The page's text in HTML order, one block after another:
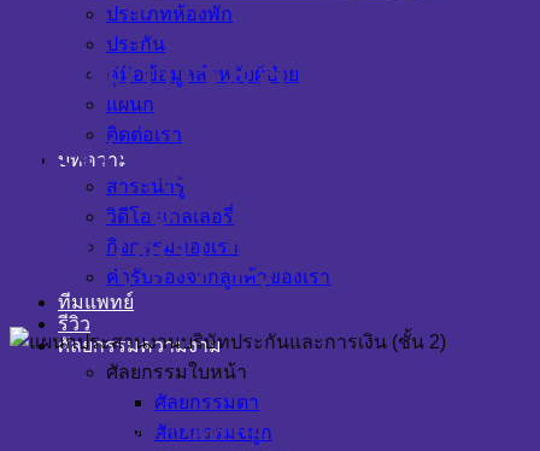
ประเภทห้องพัก
ประกัน
คู่มือข้อมูลสำหรับผู้ป่วย
แผนก
ติดต่อเรา
บทความ
สาระน่ารู้
วิดีโอ แกลเลอรี่
กิจกรรมของเรา
คำรับรองจากลูกค้าของเรา
ทีมแพทย์
รีวิว
ศัลยกรรมความงาม
ศัลยกรรมใบหน้า
ศัลยกรรมตา
ศัลยกรรมจมูก
แผนกประสานงาน
บริษัทประกันและการ
เงิน (ชั้น 2)
บริการทางการแพทย์ในแต่ละชั้นมีดังนี้